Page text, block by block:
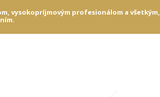
vysokopríjmovým profesionálom a všetkým,